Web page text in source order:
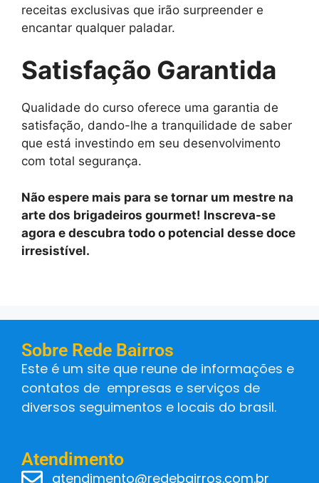
receitas exclusivas que irão surpreender e
encantar qualquer paladar.
Satisfação Garantida
Qualidade do curso oferece uma garantia de
satisfação, dando-lhe a tranquilidade de saber
que está investindo em seu desenvolvimento
com total segurança.
Não espere mais para se tornar um mestre na
arte dos brigadeiros gourmet! Inscreva-se
agora e descubra todo o potencial desse doce
irresistível.
Sobre Rede Bairros
Este é um site que reune de informações e
contatos de empresas e serviços de
diversos seguimentos e locais do brasil.
Atendimento
atendimento@redebairros.com.br